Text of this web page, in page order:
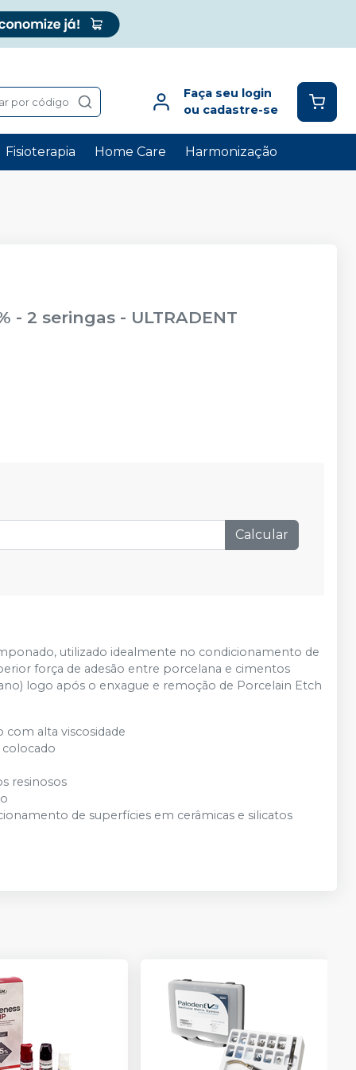
por código
Faça seu login
ou cadastre-se
Fisioterapia Home Care Harmonização
- 2 seringas - ULTRADENT
Calcular
utilizado idealmente no condicionamento de
força de adesão entre porcelana e cimentos
logo após o enxague e remoção de Porcelain Etch
alta viscosidade
resinosos
de superfícies em cerâmicas e silicatos